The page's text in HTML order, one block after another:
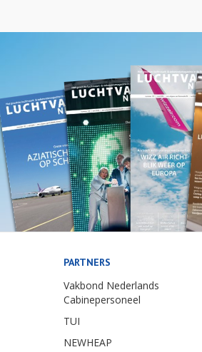
PARTNERS
Vakbond Nederlands
Cabinepersoneel
TUI
NEWHEAP